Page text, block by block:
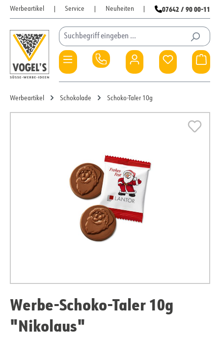
Zum Hauptinhalt springen
Werbeartikel Service Neuheiten 07642 / 90 00-11
Du hast 0
Werbeartikel Schokolade Schoko-Taler 10g
Werbe-Schoko-Taler 10g
"Nikolaus"